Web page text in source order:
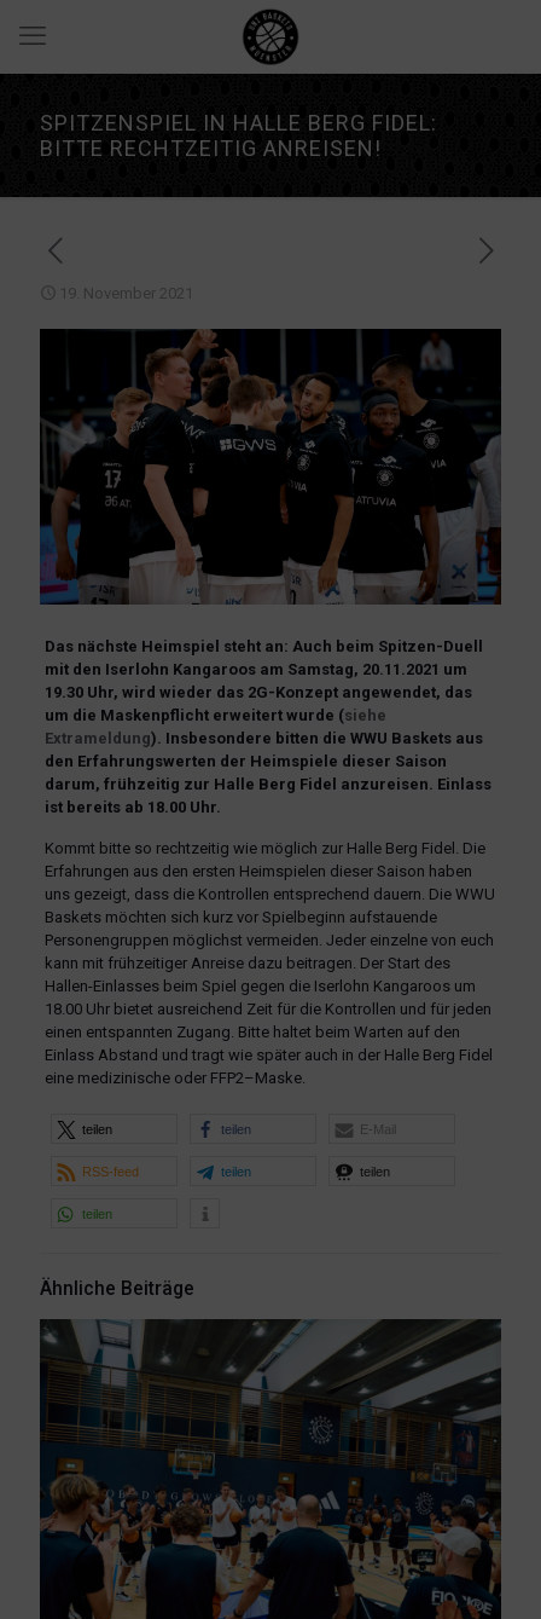
SPITZENSPIEL IN HALLE BERG FIDEL:
BITTE RECHTZEITIG ANREISEN!
19. November 2021
Das nächste Heimspiel steht an: Auch beim Spitzen-Duell
mit den Iserlohn Kangaroos am Samstag, 20.11.2021 um
19.30 Uhr, wird wieder das 2G-Konzept angewendet, das
um die Maskenpflicht erweitert wurde (siehe
Extrameldung). Insbesondere bitten die WWU Baskets aus
den Erfahrungswerten der Heimspiele dieser Saison
darum, frühzeitig zur Halle Berg Fidel anzureisen. Einlass
ist bereits ab 18.00 Uhr.
Kommt bitte so rechtzeitig wie möglich zur Halle Berg Fidel. Die
Erfahrungen aus den ersten Heimspielen dieser Saison haben
uns gezeigt, dass die Kontrollen entsprechend dauern. Die WWU
Baskets möchten sich kurz vor Spielbeginn aufstauende
Personengruppen möglichst vermeiden. Jeder einzelne von euch
kann mit frühzeitiger Anreise dazu beitragen. Der Start des
Hallen-Einlasses beim Spiel gegen die Iserlohn Kangaroos um
18.00 Uhr bietet ausreichend Zeit für die Kontrollen und für jeden
einen entspannten Zugang. Bitte haltet beim Warten auf den
Einlass Abstand und tragt wie später auch in der Halle Berg Fidel
eine medizinische oder FFP2–Maske.
teilen teilen E-Mail
RSS-feed teilen teilen
teilen
Ähnliche Beiträge